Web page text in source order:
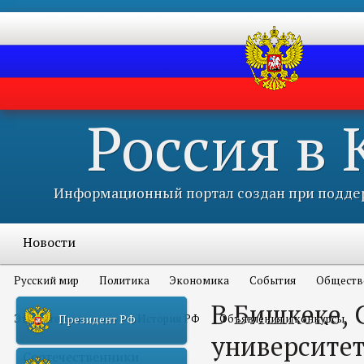
Россия в
Информационный портал создан при
Новости
Русский мир Политика Экономика События
Это интересно всем История РФ Объявления и конкурсы
Соотечественники
Президент РФ
В Бишкеке,